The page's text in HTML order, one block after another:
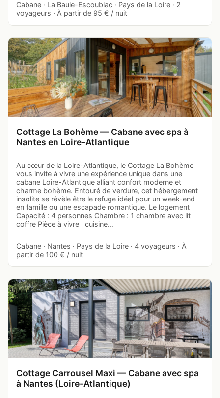
Cabane · La Baule-Escoublac · Pays de la Loire · 2
voyageurs · À partir de 95 € / nuit
Cottage La Bohème — Cabane avec spa à
Nantes en Loire-Atlantique
Au cœur de la Loire-Atlantique, le Cottage La Bohème
vous invite à vivre une expérience unique dans une
cabane Loire-Atlantique alliant confort moderne et
charme bohème. Entouré de verdure, cet hébergement
insolite se révèle être le refuge idéal pour un week-end
en famille ou une escapade romantique. Le logement
Capacité : 4 personnes Chambre : 1 chambre avec lit
coffre Pièce à vivre : cuisine…
Cabane · Nantes · Pays de la Loire · 4 voyageurs · À
partir de 100 € / nuit
Cottage Carrousel Maxi — Cabane avec spa
à Nantes (Loire-Atlantique)